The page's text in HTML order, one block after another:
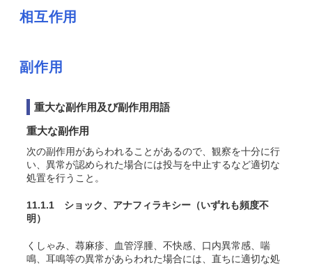
相互作用
副作用
重大な副作用及び副作用用語
重大な副作用
次の副作用があらわれることがあるので、観察を十分に行
い、異常が認められた場合には投与を中止するなど適切な
処置を行うこと。
11.1.1 ショック、アナフィラキシー （いずれも頻度不
明）
くしゃみ、蕁麻疹、血管浮腫、不快感、口内異常感、喘
鳴、耳鳴等の異常があらわれた場合には、直ちに適切な処